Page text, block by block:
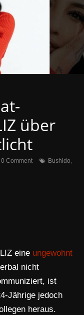
über
0 Comment Bushido,
eine ungewohnt
nicht
ist
Jährige jedoch
heraus.